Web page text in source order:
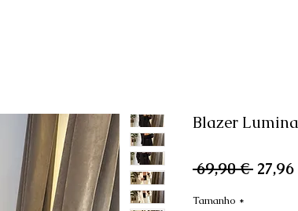
Blazer
69,90 € Preço
Tamanho *